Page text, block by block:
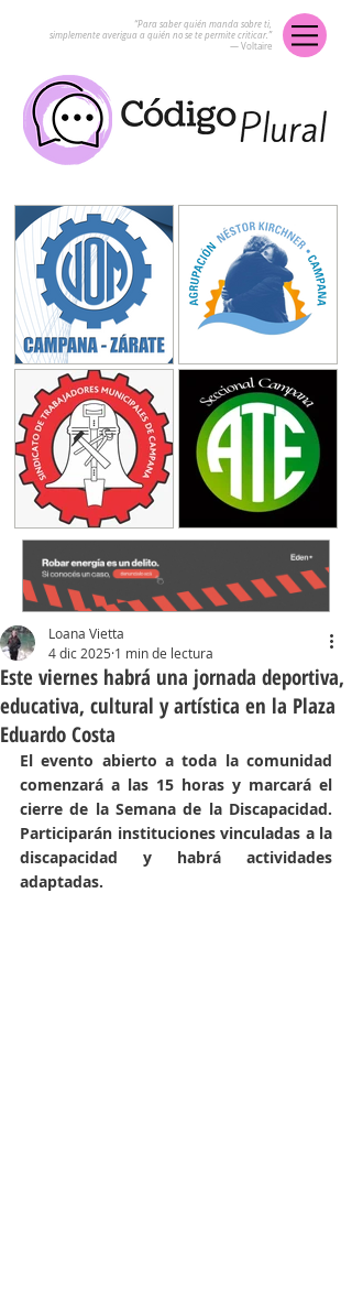
“Para saber quién manda sobre ti,
simplemente averigua a quién no se te permite criticar.”
― Voltaire
Este viernes habrá una jornada deportiva,
educativa, cultural y artística en la Plaza
Eduardo Costa
Loana Vietta
4 dic 2025 1 min de lectura
El evento abierto a toda la comunidad
comenzará a las 15 horas y marcará el
cierre de la Semana de la Discapacidad.
Participarán instituciones vinculadas a la
discapacidad y habrá actividades
adaptadas.